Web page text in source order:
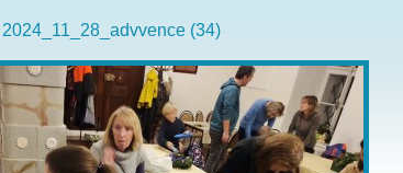
2024_11_28_advvence (34)